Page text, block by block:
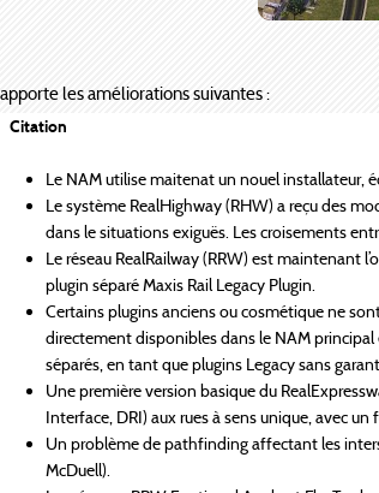
les améliorations suivantes :
Citation
Le NAM utilise maitenat un nouel installateur,
Le système RealHighway (RHW) a reçu des
dans le situations exiguës. Les croisements
Le réseau RealRailway (RRW) est maintenant
plugin séparé Maxis Rail Legacy Plugin.
Certains plugins anciens ou cosmétique ne
directement disponibles dans le NAM
séparés, en tant que plugins Legacy sans
Une première version basique du
Interface, DRI) aux rues à sens unique, avec
Un problème de pathfinding affectant les
McDuell).